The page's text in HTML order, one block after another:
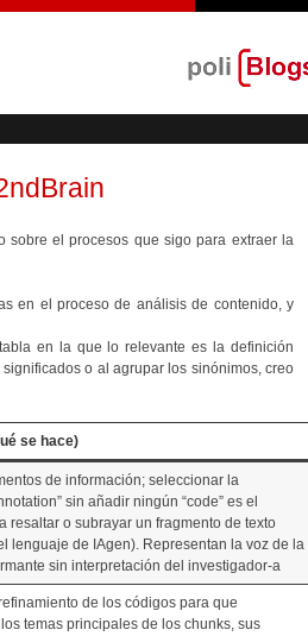
sobre el procesos que sigo para extraer la
en el proceso de análisis de contenido, y
en la que lo relevante es la definición
o al agrupar los sinónimos, creo
se hace)
de información; seleccionar la
sin añadir ningún “code” es el
resaltar o subrayar un fragmento de texto
lenguaje de IAgen). Representan la voz de la
sin interpretación del investigador-a
de los códigos para que
temas principales de los chunks, sus